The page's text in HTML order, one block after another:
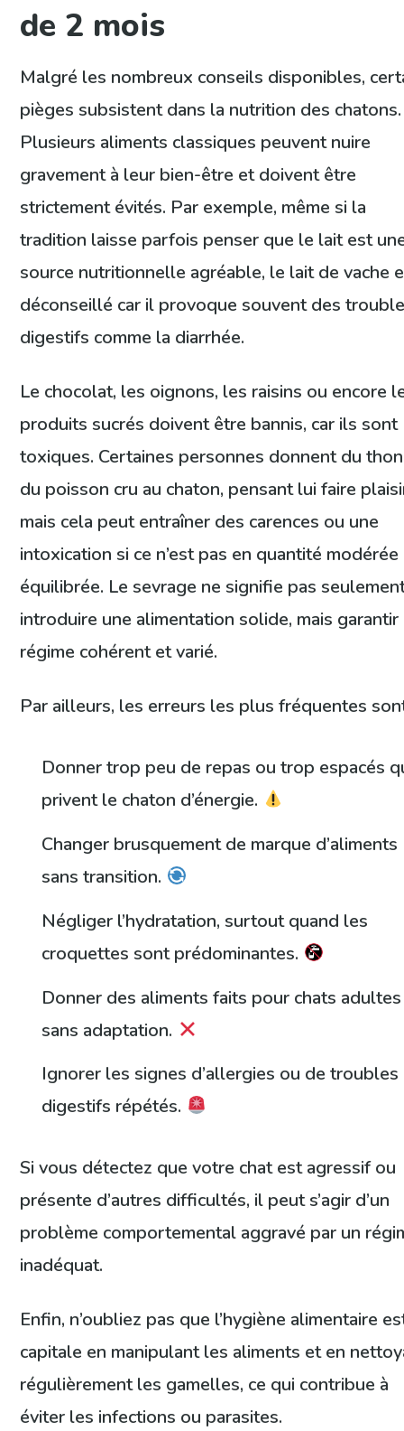
de 2 mois
Malgré les nombreux conseils disponibles,
pièges subsistent dans la nutrition des chatons.
Plusieurs aliments classiques peuvent nuire
gravement à leur bien-être et doivent être
strictement évités. Par exemple, même si la
tradition laisse parfois penser que le lait est
source nutritionnelle agréable, le lait de vache
déconseillé car il provoque souvent des
digestifs comme la diarrhée.
Le chocolat, les oignons, les raisins ou encore
produits sucrés doivent être bannis, car ils sont
toxiques. Certaines personnes donnent du
du poisson cru au chaton, pensant lui faire
mais cela peut entraîner des carences ou une
intoxication si ce n’est pas en quantité
équilibrée. Le sevrage ne signifie pas
introduire une alimentation solide, mais garantir
régime cohérent et varié.
Par ailleurs, les erreurs les plus fréquentes
Donner trop peu de repas ou trop espacés
privent le chaton d’énergie.
Changer brusquement de marque d’aliments
sans transition.
Négliger l’hydratation, surtout quand les
croquettes sont prédominantes.
Donner des aliments faits pour chats adultes
sans adaptation.
Ignorer les signes d’allergies ou de troubles
digestifs répétés.
Si vous détectez que votre chat est agressif ou
présente d’autres difficultés, il peut s’agir d’un
problème comportemental aggravé par un
inadéquat.
Enfin, n’oubliez pas que l’hygiène alimentaire
capitale en manipulant les aliments et en
régulièrement les gamelles, ce qui contribue à
éviter les infections ou parasites.